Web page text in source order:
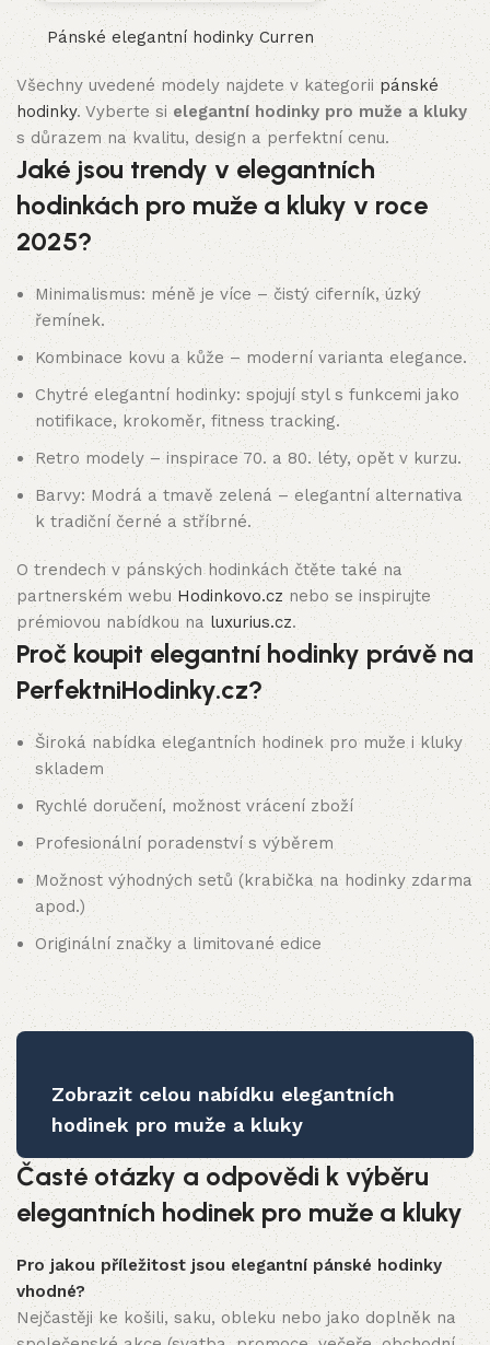
Pánské elegantní hodinky Curren
Všechny uvedené modely najdete v kategoriipánské
hodinky. Vyberte sielegantní hodinky pro muže a kluky
s důrazem na kvalitu, design a perfektní cenu.
Jaké jsou trendy v elegantních
hodinkách pro muže a kluky v roce
2025?
Minimalismus: méně je více – čistý ciferník, úzký
řemínek.
Kombinace kovu a kůže – moderní varianta elegance.
Chytré elegantní hodinky: spojují styl s funkcemi jako
notifikace, krokoměr, fitness tracking.
Retro modely – inspirace 70. a 80. léty, opět v kurzu.
Barvy: Modrá a tmavě zelená – elegantní alternativa
k tradiční černé a stříbrné.
O trendech v pánských hodinkách čtěte také na
partnerském webuHodinkovo.cz nebo se inspirujte
prémiovou nabídkou na luxurius.cz.
Proč koupit elegantní hodinky právě na
PerfektniHodinky.cz?
Široká nabídka elegantních hodinek pro muže i kluky
skladem
Rychlé doručení, možnost vrácení zboží
Profesionální poradenství s výběrem
Možnost výhodných setů (krabička na hodinky zdarma
apod.)
Originální značky a limitované edice
Zobrazit celou nabídku elegantních
hodinek pro muže a kluky
Časté otázky a odpovědi k výběru
elegantních hodinek pro muže a kluky
Pro jakou příležitost jsou elegantní pánské hodinky
vhodné?
Nejčastěji ke košili, saku, obleku nebo jako doplněk na